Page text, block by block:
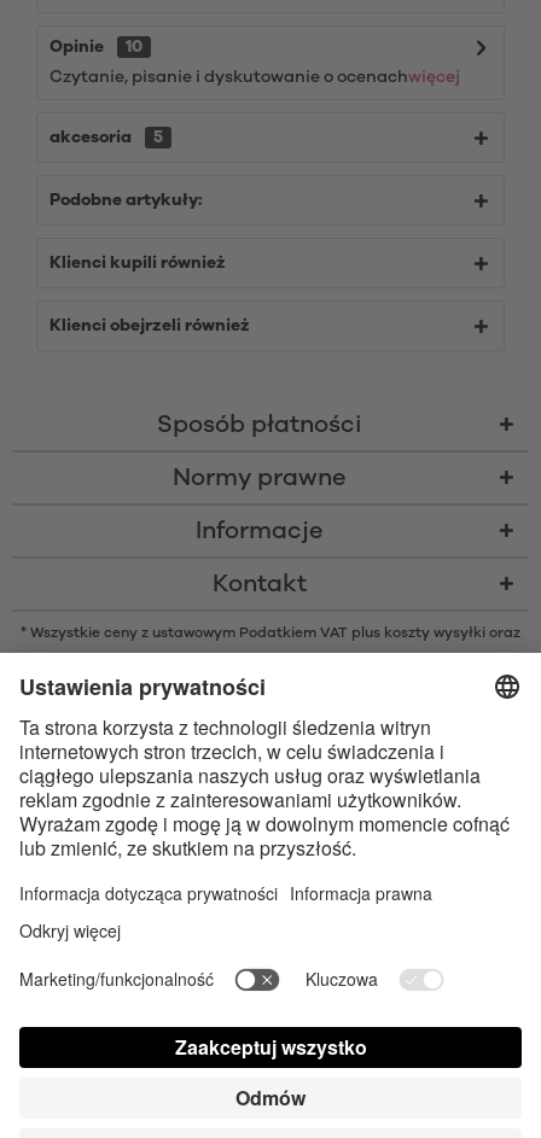
Opinie
10
Czytanie, pisanie i dyskutowanie o ocenachwięcej
akcesoria 5
Podobne artykuły:
Klienci kupili również
Klienci obejrzeli również
Sposób płatności
Normy prawne
Informacje
Kontakt
* Wszystkie ceny z ustawowym Podatkiem VAT plus koszty wysyłki oraz
* Znak słowny i logo Bluetooth® są zarejestrowanymi znakami
towarowymi należącymi do Bluetooth SIG, Inc. i każde użycie tych znaków
przez Satisfyer GmbH jest wykonywane na licencji.
Apple, logo Apple i Apple Watch są znakami towarowymi Apple Inc.
Google Play i logo Google Play są znakami towarowymi Google LLC.
Dostępność cyfrowa sklepu Contact us today
Ustawienia plików cookie FAQ